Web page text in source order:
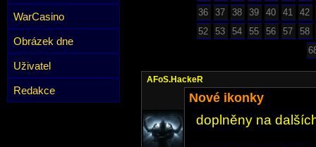
WarCasino
Obrázek dne
Uživatel
Redakce
36
37 38 39 40 41
42
52
53 54 55 56 57
58
AFoS.HackeR
Nové ikonky
doplněny na